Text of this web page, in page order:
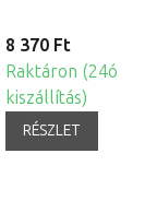
8 370 Ft
Raktáron (24ó
kiszállítás)
RÉSZLET